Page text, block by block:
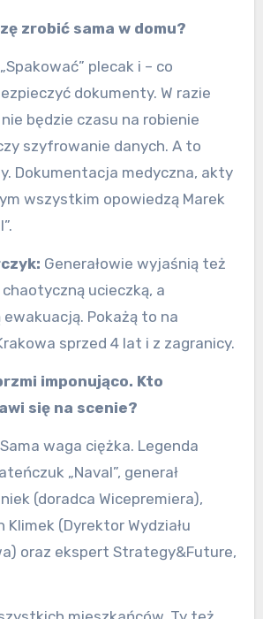
zrobić sama w domu?
„Spakować” plecak i – co
dokumenty. W razie
będzie czasu na robienie
szyfrowanie danych. A to
Dokumentacja medyczna, akty
wszystkim opowiedzą Marek
Generałowie wyjaśnią też
ucieczką, a
Pokażą to na
sprzed 4 lat i z zagranicy.
imponująco. Kto
się na scenie?
Sama waga ciężka. Legenda
„Naval”, generał
(doradca Wicepremiera),
Klimek (Dyrektor Wydziału
oraz ekspert Strategy&Future,